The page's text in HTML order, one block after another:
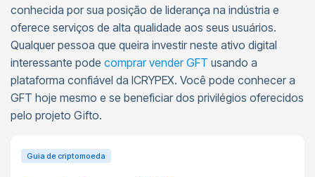
conhecida por sua posição de liderança na indústria e
oferece serviços de alta qualidade aos seus usuários.
Qualquer pessoa que queira investir neste ativo digital
interessante pode comprar vender GFT usando a
plataforma confiável da ICRYPEX. Você pode conhecer a
GFT hoje mesmo e se beneficiar dos privilégios oferecidos
pelo projeto Gifto.
Guia de criptomoeda